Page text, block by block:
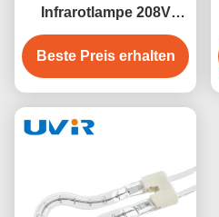
Infrarotlampe 208V
Industrieheizung
Beste Preis erhalten